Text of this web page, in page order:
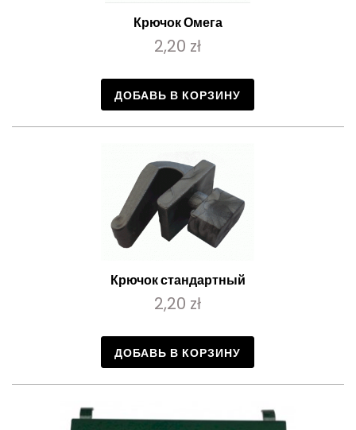
Крючок Омега
2,20 zł
ДОБАВЬ В КОРЗИНУ
Крючок стандартный
2,20 zł
ДОБАВЬ В КОРЗИНУ